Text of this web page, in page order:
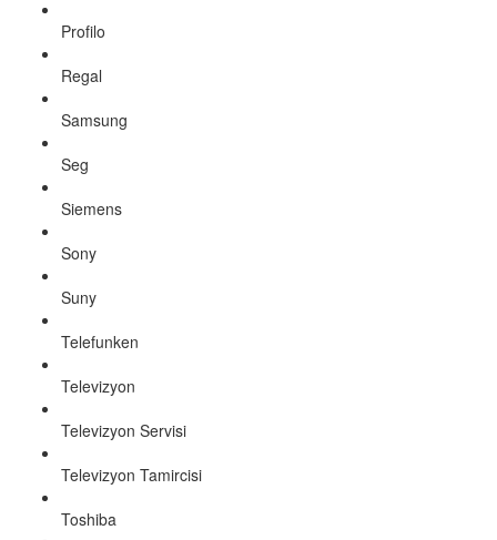
Profilo
Regal
Samsung
Seg
Siemens
Sony
Suny
Telefunken
Televizyon
Televizyon Servisi
Televizyon Tamircisi
Toshiba